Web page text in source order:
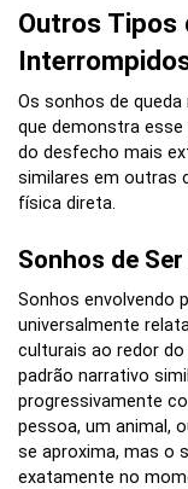
Outros Tipos
Os sonhos de
que demonstra
do desfecho mais
similares em outras
física direta.
Sonhos de
Sonhos envolvendo
universalmente
culturais ao redor
padrão narrativo
progressivamente
pessoa, um animal,
se aproxima, mas o
exatamente no